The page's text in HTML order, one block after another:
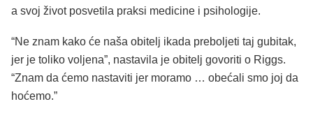
a svoj život posvetila praksi medicine i psihologije.
“Ne znam kako će naša obitelj ikada preboljeti taj gubitak,
jer je toliko voljena”, nastavila je obitelj govoriti o Riggs.
“Znam da ćemo nastaviti jer moramo … obećali smo joj da
hoćemo.”